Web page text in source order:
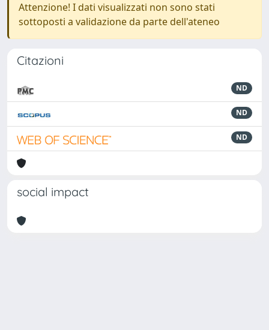
Attenzione! I dati visualizzati non sono stati
sottoposti a validazione da parte dell'ateneo
Citazioni
ND
ND
ND
social impact